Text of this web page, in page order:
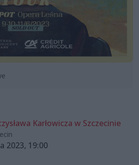
Karłowicza w Szczecinie
2023, 19:00